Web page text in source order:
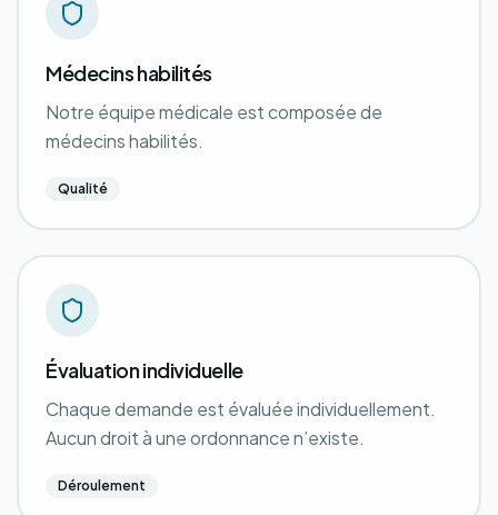
Médecins habilités
Notre équipe médicale est composée de
médecins habilités.
Qualité
Évaluation individuelle
Chaque demande est évaluée individuellement.
Aucun droit à une ordonnance n’existe.
Déroulement